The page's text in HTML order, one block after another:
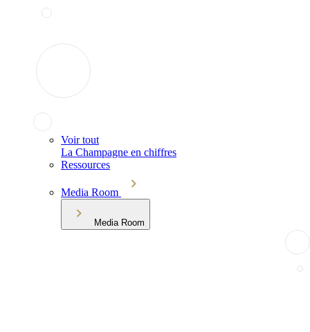
Voir tout
La Champagne en chiffres
Ressources
Media Room
Media Room